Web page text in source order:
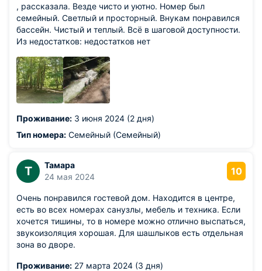
, рассказала. Везде чисто и уютно. Номер был
семейный. Светлый и просторный. Внукам понравился
бассейн. Чистый и теплый. Всё в шаговой доступности.
Из недостатков: недостатков нет
Проживание: 3 июня 2024 (2 дня)
Тип номера: Семейный (Семейный)
Т
Тамара
24 мая 2024
10
Очень понравился гостевой дом. Находится в центре,
есть во всех номерах санузлы, мебель и техника. Если
хочется тишины, то в номере можно отлично выспаться,
звукоизоляция хорошая. Для шашлыков есть отдельная
зона во дворе.
Проживание: 27 марта 2024 (3 дня)